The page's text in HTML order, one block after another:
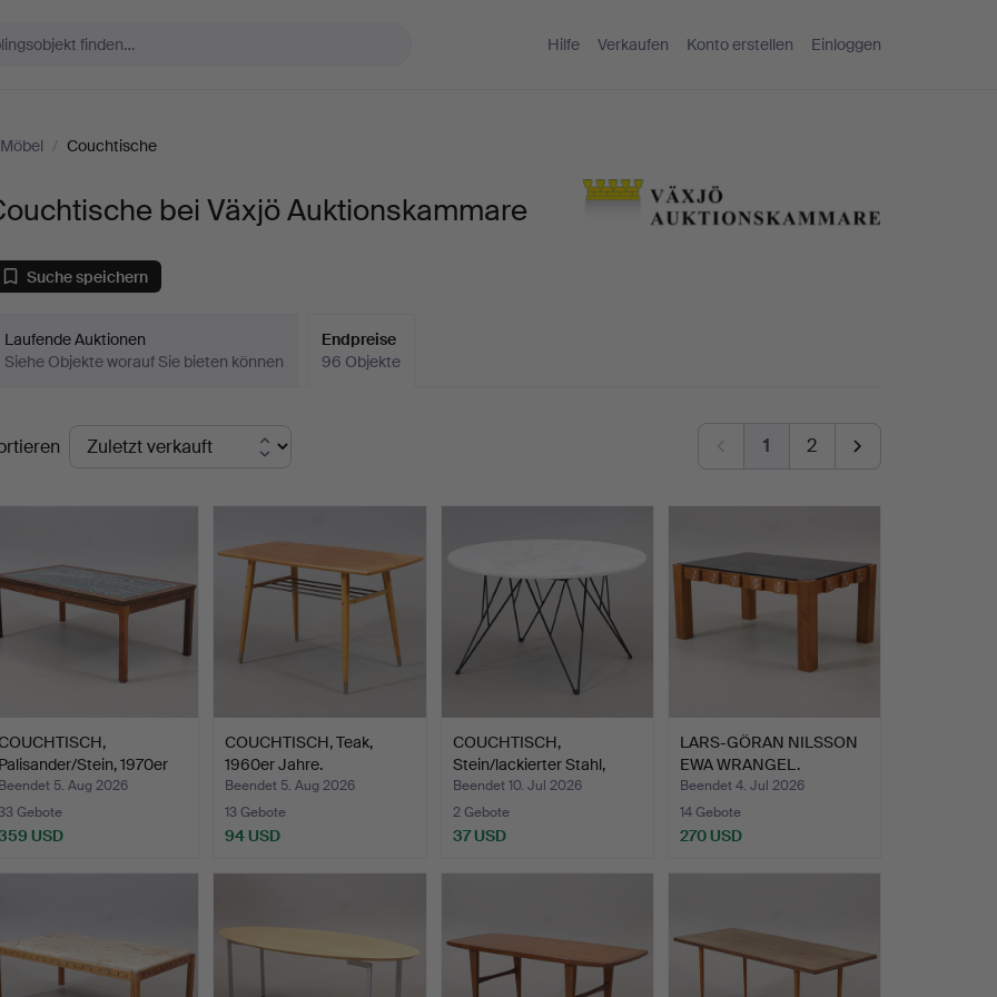
Hilfe Verkaufen Konto erstellen Einloggen
Möbel / Couchtische
bei Växjö Auktionskammare
Suche speichern
Laufende Auktionen
Siehe Objekte worauf Sie bieten können
Endpreise
96 Objekte
Endpreise
1 2
Palisander/Stein, 1970er
Jahre.
Beendet 5. Aug 2026
Gebote
USD
COUCHTISCH, Teak,
1960er Jahre.
Beendet 5. Aug 2026
13 Gebote
94 USD
COUCHTISCH,
Stein/lackierter Stahl,
"Prunu…
Beendet 10. Jul 2026
2 Gebote
37 USD
LARS-GÖRAN NILSSON
EWA WRANGEL.
Couchtisch…
Beendet 4. Jul 2026
14 Gebote
270 USD